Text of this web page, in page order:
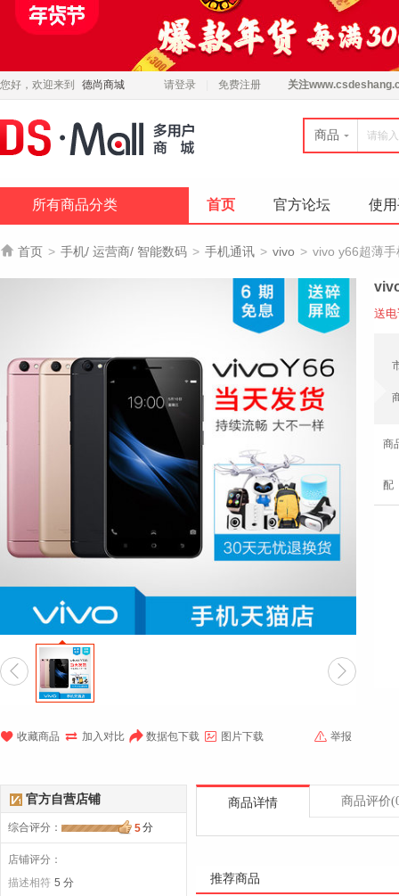
您好，欢迎来到 德尚商城 请登录 免费注册 关注
商品
所有商品分类 首页 官方论坛 使
 首页 > 手机/ 运营商/ 智能数码 > 手机通讯 > vivo > vivo y66超薄
 
 收藏商品  加入对比  举报
 数据包下载  图片下载
送
商
商品详情 商品评价
推荐商品
官方自营店铺
综合评分 ： 5分
店铺评分：
描述相符 5 分